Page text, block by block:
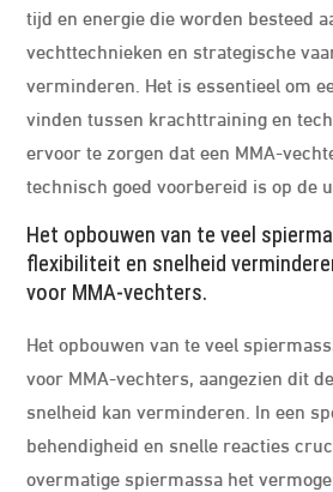
tijd en energie die worden besteed
vechttechnieken en strategische
verminderen. Het is essentieel om
vinden tussen krachttraining en
ervoor te zorgen dat een MMA-
technisch goed voorbereid is op de
Het opbouwen van te veel
flexibiliteit en snelheid
voor MMA-vechters.
Het opbouwen van te veel
voor MMA-vechters, aangezien dit
snelheid kan verminderen. In een
behendigheid en snelle reacties
overmatige spiermassa het